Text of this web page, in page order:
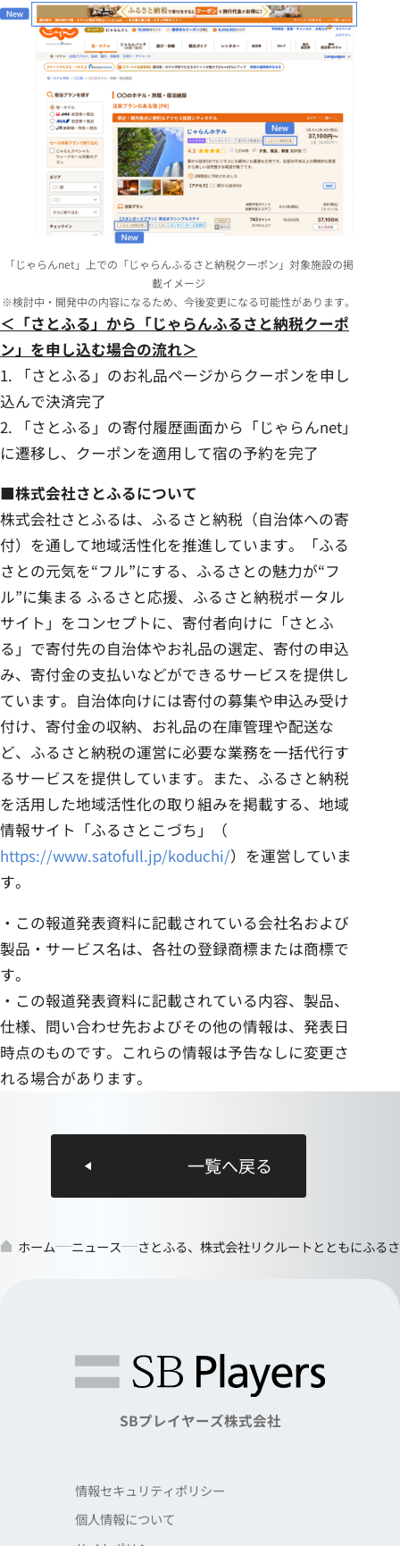
「じゃらんnet」上での「じゃらんふるさと納税クーポン」対象施設の掲
載イメージ
※検討中・開発中の内容になるため、今後変更になる可能性があります。
＜「さとふる」から「じゃらんふるさと納税クーポ
ン」を申し込む場合の流れ＞
1. 「さとふる」のお礼品ページからクーポンを申し
込んで決済完了
2. 「さとふる」の寄付履歴画面から「じゃらんnet」
に遷移し、クーポンを適用して宿の予約を完了
■株式会社さとふるについて
株式会社さとふるは、ふるさと納税（自治体への寄
付）を通して地域活性化を推進しています。「ふる
さとの元気を“フル”にする、ふるさとの魅力が“フ
ル”に集まる ふるさと応援、ふるさと納税ポータル
サイト」をコンセプトに、寄付者向けに「さとふ
る」で寄付先の自治体やお礼品の選定、寄付の申込
み、寄付金の支払いなどができるサービスを提供し
ています。自治体向けには寄付の募集や申込み受け
付け、寄付金の収納、お礼品の在庫管理や配送な
ど、ふるさと納税の運営に必要な業務を一括代行す
るサービスを提供しています。また、ふるさと納税
を活用した地域活性化の取り組みを掲載する、地域
情報サイト「ふるさとこづち」（
https://www.satofull.jp/koduchi/）を運営していま
す。
・この報道発表資料に記載されている会社名および
製品・サービス名は、各社の登録商標または商標で
す。
・この報道発表資料に記載されている内容、製品、
仕様、問い合わせ先およびその他の情報は、発表日
時点のものです。これらの情報は予告なしに変更さ
れる場合があります。
一覧へ戻る
ホーム ニュース さとふる、株式会社リクルートとともにふる
SBプレイヤーズ株式会社
情報セキュリティポリシー
個人情報について